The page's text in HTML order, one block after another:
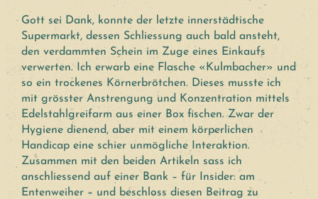
Gott sei Dank, konnte der letzte innerstädtische
Supermarkt, dessen Schliessung auch bald ansteht,
den verdammten Schein im Zuge eines Einkaufs
verwerten. Ich erwarb eine Flasche «Kulmbacher» und
so ein trockenes Körnerbrötchen. Dieses musste ich
mit grösster Anstrengung und Konzentration mittels
Edelstahlgreifarm aus einer Box fischen. Zwar der
Hygiene dienend, aber mit einem körperlichen
Handicap eine schier unmögliche Interaktion.
Zusammen mit den beiden Artikeln sass ich
anschliessend auf einer Bank – für Insider: am
Entenweiher – und beschloss diesen Beitrag zu